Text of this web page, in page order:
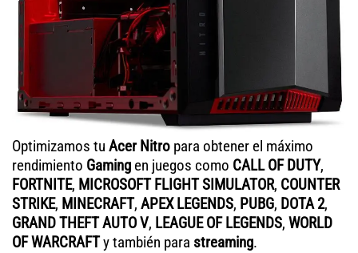
Optimizamos tu Acer Nitro para obtener el máximo
rendimiento Gaming en juegos como CALL OF DUTY,
FORTNITE, MICROSOFT FLIGHT SIMULATOR, COUNTER
STRIKE, MINECRAFT, APEX LEGENDS, PUBG, DOTA 2,
GRAND THEFT AUTO V, LEAGUE OF LEGENDS, WORLD
OF WARCRAFTy también para streaming.